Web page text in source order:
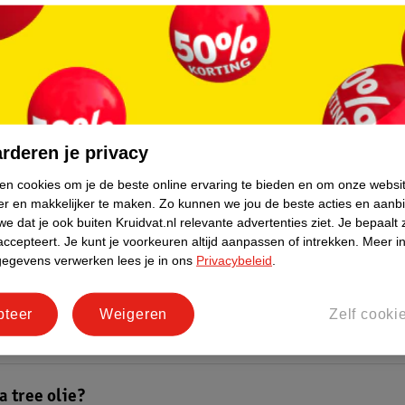
geen tea tree olie gebruiken?
allergische reacties of huidirritatie geven, zoals
dus op met het gebruik van de olie als je al een
gevoelige huidhebt.
van een product met tea tree olie goed in de gaten. In een
vormen namelijk snel irriterende ingrediënten. Een ongeopend flesje
jaar houdbaar. Bewaar een geopend flesje koel en donker en gooi het
blemish
van je onzuiverheden af? Dan kan eenskincareproductmet tea tree
met tea tree olie koop je bij Kruidvat. Bezoek één van onze
tree olie?
je privacy
cookies om je de beste online ervaring te bieden en om onze
en makkelijker te maken. Zo kunnen we jou de beste acties en
dat je ook buiten Kruidvat.nl relevante advertenties ziet. Je bepaalt
Je kunt je voorkeuren altijd aanpassen of intrekken.
Meer
verwerken lees je in ons Privacybeleid
Zelf
Weigeren